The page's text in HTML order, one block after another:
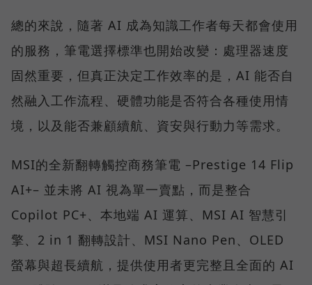
總的來說，隨著 AI 成為知識工作者每天都會使用
的服務，筆電選擇標準也開始改變：處理器速度
固然重要，但真正決定工作效率的是，AI 能否自
然融入工作流程、硬體功能是否符合各種使用情
境，以及能否兼顧續航、資安與行動力等需求。
MSI的全新翻轉觸控商務筆電 –Prestige 14 Flip
AI+– 並未將 AI 視為單一賣點，而是整合
Copilot PC+、本地端 AI 運算、MSI AI 智慧引
擎、2 in 1 翻轉設計、MSI Nano Pen、OLED
螢幕與超長續航，提供使用者更完整且全面的 AI